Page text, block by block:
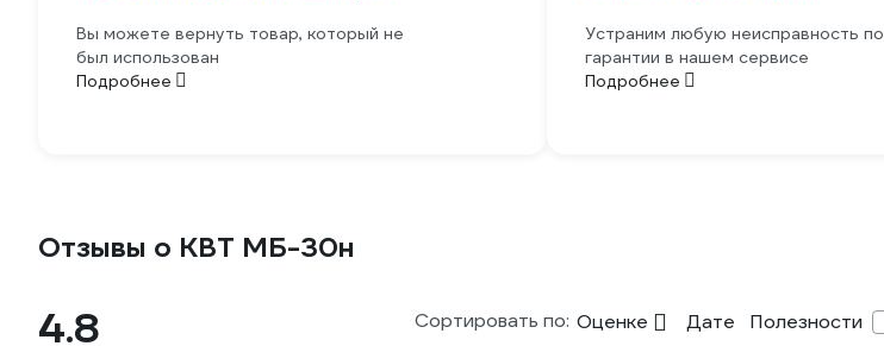
Вы можете вернуть товар, который не
был использован
Подробнее
Устраним любую неисправность по
гарантии в нашем сервисе
Подробнее
Отзывы о КВТ МБ-30н
4.8 Сортировать по: Оценке Дате Полезности